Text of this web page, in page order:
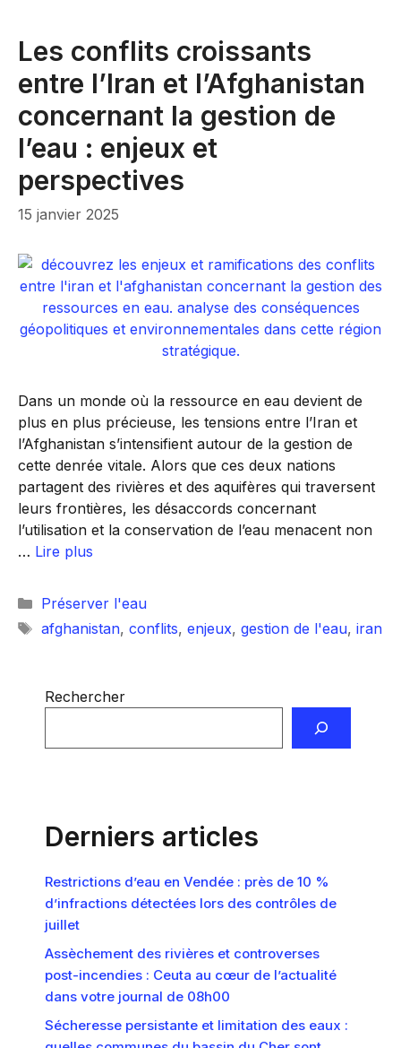
Les conflits croissants
entre l’Iran et l’Afghanistan
concernant la gestion de
l’eau : enjeux et
perspectives
15 janvier 2025
Dans un monde où la ressource en eau devient de
plus en plus précieuse, les tensions entre l’Iran et
l’Afghanistan s’intensifient autour de la gestion de
cette denrée vitale. Alors que ces deux nations
partagent des rivières et des aquifères qui traversent
leurs frontières, les désaccords concernant
l’utilisation et la conservation de l’eau menacent non
… Lire plus
Catégories
Préserver l'eau
Étiquettes
afghanistan, conflits, enjeux, gestion de l'eau, iran
Rechercher
Derniers articles
Restrictions d’eau en Vendée : près de 10 %
d’infractions détectées lors des contrôles de
juillet
Assèchement des rivières et controverses
post-incendies : Ceuta au cœur de l’actualité
dans votre journal de 08h00
Sécheresse persistante et limitation des eaux :